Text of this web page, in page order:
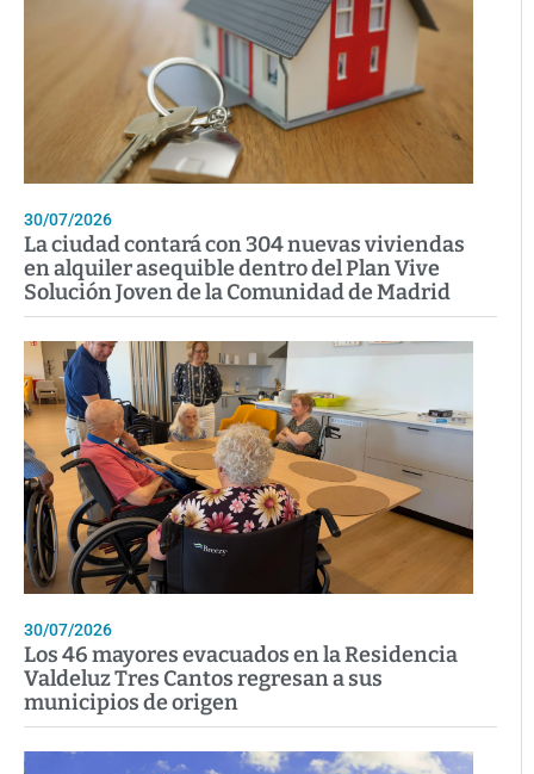
30/07/2026
La ciudad contará con 304 nuevas viviendas
en alquiler asequible dentro del Plan Vive
Solución Joven de la Comunidad de Madrid
30/07/2026
Los 46 mayores evacuados en la Residencia
Valdeluz Tres Cantos regresan a sus
municipios de origen